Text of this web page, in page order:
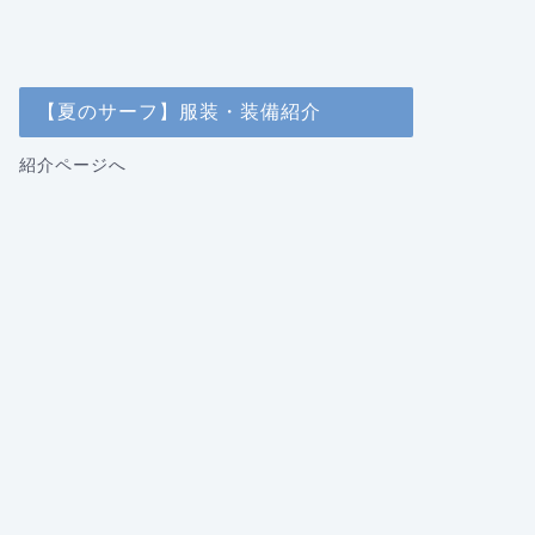
【夏のサーフ】服装・装備紹介
紹介ページへ